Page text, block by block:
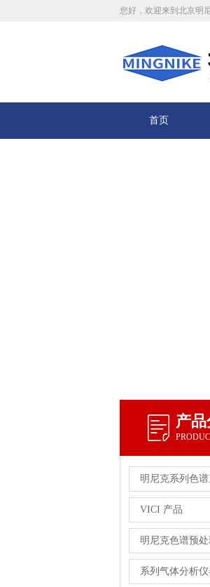
您好，欢迎来到北京明
首页
产
明尼克系列色
VICI 产品
系列气体分析仪